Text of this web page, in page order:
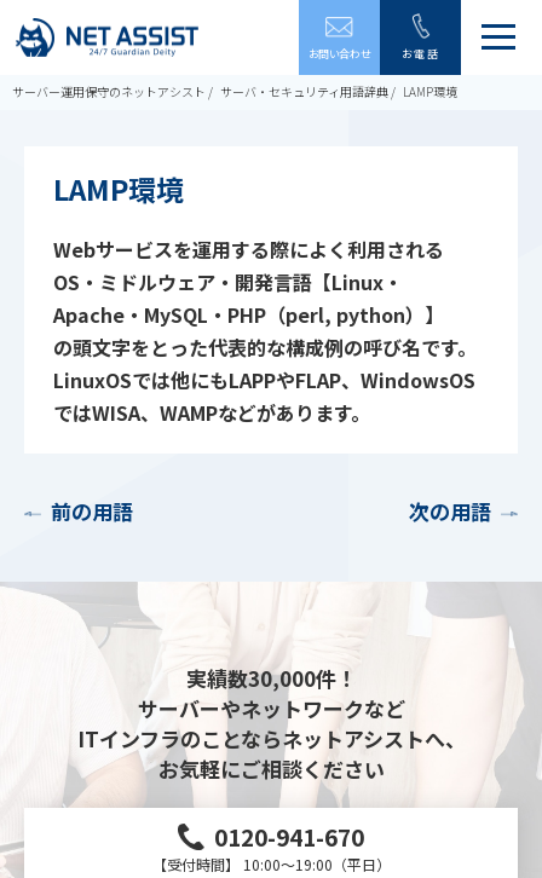
お問い合わせ お電話
メ
サーバー運用保守のネットアシスト サーバ・セキュリティ用語辞典 LAMP環境
LAMP環境
Webサービスを運用する際によく利用される
OS・ミドルウェア・開発言語【Linux・
Apache・MySQL・PHP（perl, python）】
の頭文字をとった代表的な構成例の呼び名です。
LinuxOSでは他にもLAPPやFLAP、WindowsOS
ではWISA、WAMPなどがあります。
前の用語 次の用語
実績数30,000件！
サーバーやネットワークなど
ITインフラのことならネットアシストへ、
お気軽にご相談ください
0120-941-670
【受付時間】 10:00～19:00（平日）